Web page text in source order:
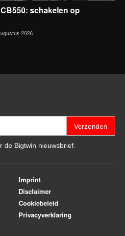
schakelen op
2026
Verzenden
de Bigtwin nieuwsbrief.
Imprint
Disclaimer
Cookiebeleid
Privacyverklaring